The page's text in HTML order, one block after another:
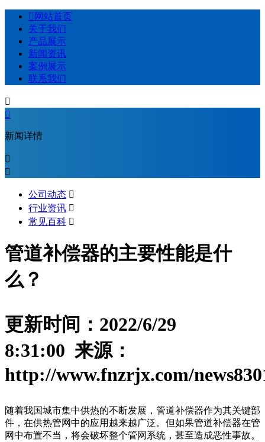
 网站首页
关于我们
产品展示
新闻资讯
案例展示
联系我们


新闻详情


公司动态 
行业资讯 
常见百科 
管道补偿器的主要性能是什
么？
更新时间：2022/6/29
8:31:00 来源：
http://www.fnzrjx.com/
随着我国城市集中供热的不断发展，管道补偿器作为其关键部
件，在供热管网中的应用越来越广泛。但如果管道补偿器在管
网中布置不当，将会破坏整个管网系统，甚至造成恶性事故。